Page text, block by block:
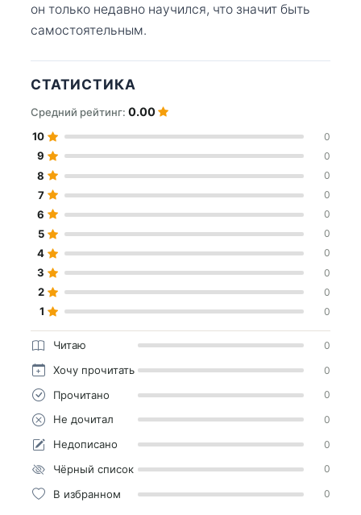
он только недавно научился, что значит быть
самостоятельным.
СТАТИСТИКА
Средний рейтинг: 0.00
10 0
9 0
8 0
7 0
6 0
5 0
4 0
3 0
2 0
1 0
Читаю 0
Хочу прочитать 0
Прочитано 0
Не дочитал 0
Недописано 0
Чёрный список 0
В избранном 0